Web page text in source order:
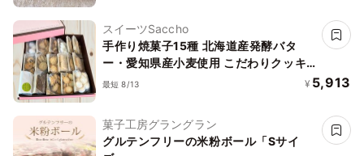
スイーツSaccho
手作り焼菓子15種 北海道産発酵バタ
ー・愛知県産小麦使用 こだわりクッキ
ーギフト
最短 8/13 ¥ 5,913
菓子工房グラングラン
グルテンフリーの米粉ボール「Sサイ